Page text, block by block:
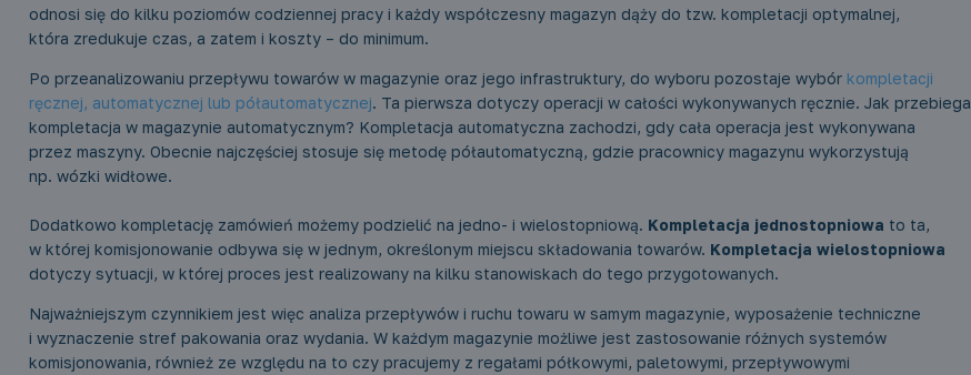
odnosi się do kilku poziomów codziennej pracy i każdy współczesny magazyn dąży do tzw. kompletacji optymalnej,
która zredukuje czas, a zatem i koszty – do minimum.
Po przeanalizowaniu przepływu towarów w magazynie oraz jego infrastruktury, do wyboru pozostaje wybór kompletacji
ręcznej, automatycznej lub półautomatycznej. Ta pierwsza dotyczy operacji w całości wykonywanych ręcznie. Jak przebiega
kompletacja w magazynie automatycznym? Kompletacja automatyczna zachodzi, gdy cała operacja jest wykonywana
przez maszyny. Obecnie najczęściej stosuje się metodę półautomatyczną, gdzie pracownicy magazynu wykorzystują
np. wózki widłowe.
Dodatkowo kompletację zamówień możemy podzielić na jedno- i wielostopniową. Kompletacja jednostopniowa to ta,
w której komisjonowanie odbywa się w jednym, określonym miejscu składowania towarów. Kompletacja wielostopniowa
dotyczy sytuacji, w której proces jest realizowany na kilku stanowiskach do tego przygotowanych.
Najważniejszym czynnikiem jest więc analiza przepływów i ruchu towaru w samym magazynie, wyposażenie techniczne
i wyznaczenie stref pakowania oraz wydania. W każdym magazynie możliwe jest zastosowanie różnych systemów
komisjonowania, również ze względu na to czy pracujemy z regałami półkowymi, paletowymi, przepływowymi